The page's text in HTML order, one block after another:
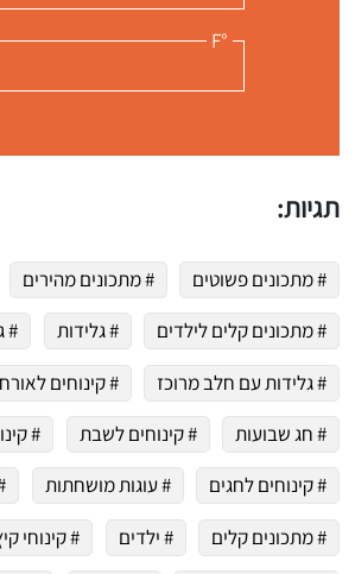
°F
תגיות:
# מתכונים פשוטים
# מתכונים מהירים
# מתכונים קלים לילדים
# גלידות
#
# גלידות עם חלב מרוכז
# קינוחים
# חג שבועות
# קינוחים לשבת
#
# קינוחים לחגים
# עוגות מושחתות
# מתכונים קלים
# ילדים
# קינוחי